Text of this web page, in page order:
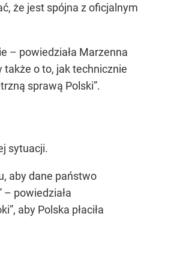
że jest spójna z oficjalnym
– powiedziała Marzenna
o to, jak technicznie
sprawą Polski”.
sytuacji.
aby dane państwo
– powiedziała
, aby Polska płaciła